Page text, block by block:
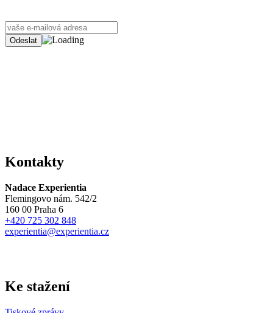
Kontakty
Nadace Experientia
Flemingovo nám. 542/2
160 00 Praha 6
+420 725 302 848
experientia@experientia.cz
Ke stažení